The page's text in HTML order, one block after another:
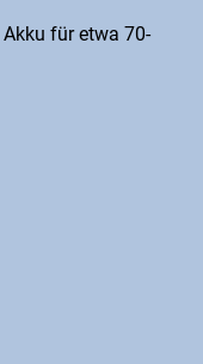
Akku für etwa 70-